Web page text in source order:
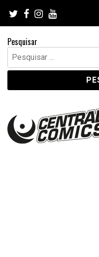
content
Pesquisar
Pesquisar
por: